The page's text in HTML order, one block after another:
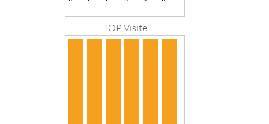
TOP Visite